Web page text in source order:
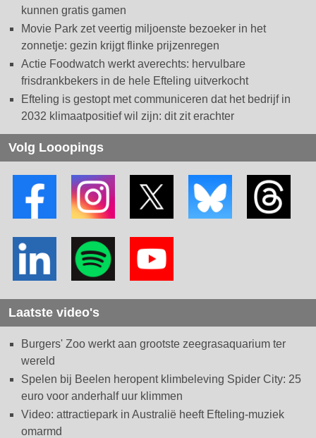
kunnen gratis gamen
Movie Park zet veertig miljoenste bezoeker in het
zonnetje: gezin krijgt flinke prijzenregen
Actie Foodwatch werkt averechts: hervulbare
frisdrankbekers in de hele Efteling uitverkocht
Efteling is gestopt met communiceren dat het bedrijf in
2032 klimaatpositief wil zijn: dit zit erachter
Volg Looopings
Laatste video's
Burgers' Zoo werkt aan grootste zeegrasaquarium ter
wereld
Spelen bij Beelen heropent klimbeleving Spider City: 25
euro voor anderhalf uur klimmen
Video: attractiepark in Australië heeft Efteling-muziek
omarmd